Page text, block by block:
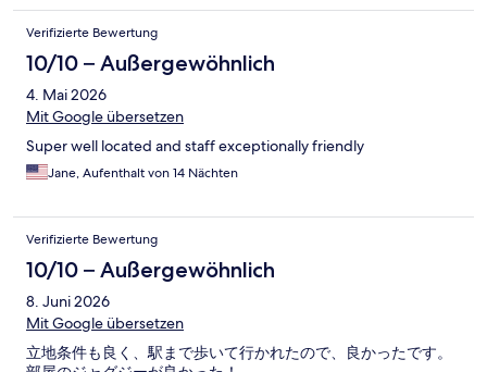
Verifizierte Bewertung
10/10 – Außergewöhnlich
4. Mai 2026
Mit Google übersetzen
Super well located and staff exceptionally friendly
Jane, Aufenthalt von 14 Nächten
Verifizierte Bewertung
10/10 – Außergewöhnlich
8. Juni 2026
Mit Google übersetzen
立地条件も良く、駅まで歩いて行かれたので、良かったです。